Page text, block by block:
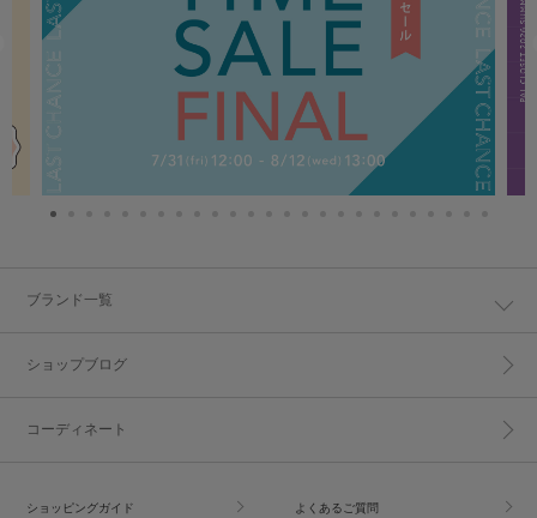
ブランド一覧
ショップブログ
コーディネート
ショッピングガイド よくあるご質問